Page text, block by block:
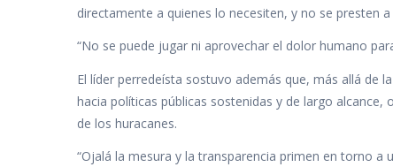
directamente a quienes lo necesiten, y no se presten
“No se puede jugar ni aprovechar el dolor humano
El líder perredeísta sostuvo además que, más allá de
hacia políticas públicas sostenidas y de largo
de los huracanes.
“Ojalá la mesura y la transparencia primen en torno